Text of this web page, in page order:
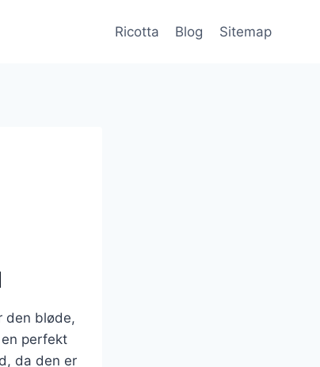
Ricotta Blog Sitemap
den bløde,
perfekt
da den er